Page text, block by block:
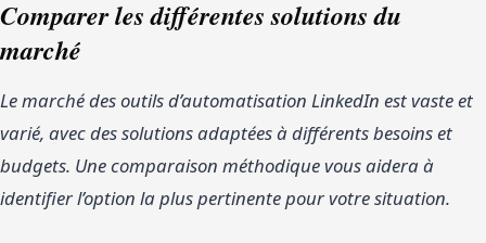
Comparer les différentes solutions du
marché
Le marché des outils d’automatisation LinkedIn est vaste et
varié, avec des solutions adaptées à différents besoins et
budgets. Une comparaison méthodique vous aidera à
identifier l’option la plus pertinente pour votre situation.